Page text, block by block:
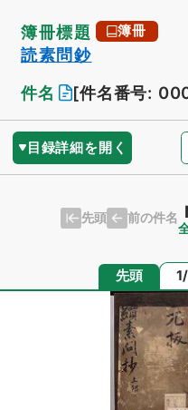
簿冊標題 簿冊
読素問鈔
件名
[件名番号:
目録詳細を開く
先頭 前の件名
先頭 ペ